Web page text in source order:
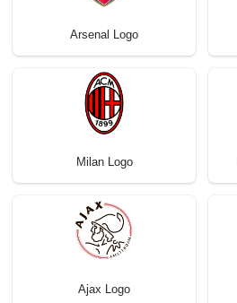
Arsenal Logo
Milan Logo
Ajax Logo